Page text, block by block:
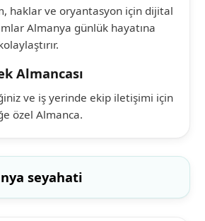
haklar ve oryantasyon için dijital
Almanya günlük hayatına
Almancası
ve iş yerinde ekip iletişimi için
özel Almanca.
seyahati